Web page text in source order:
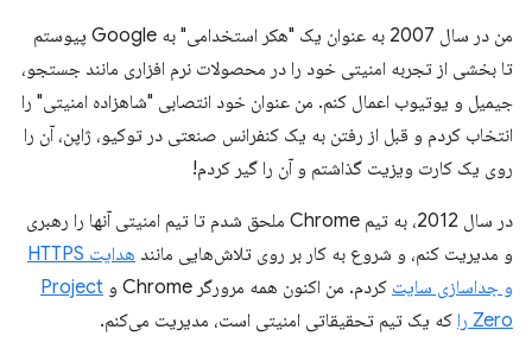
من در سال 2007 به عنوان یک "هکر استخدامی" به Google پیوستم
تا بخشی از تجربه امنیتی خود را در محصولات نرم افزاری مانند جستجو،
جیمیل و یوتیوب اعمال کنم. من عنوان خود انتصابی "شاهزاده امنیتی" را
انتخاب کردم و قبل از رفتن به یک کنفرانس صنعتی در توکیو، ژاپن، آن را
روی یک کارت ویزیت گذاشتم و آن را گیر کردم!
در سال 2012، به تیم Chrome ملحق شدم تا تیم امنیتی آنها را رهبری
و مدیریت کنم، و شروع به کار بر روی تلاش‌هایی مانند
هدایت HTTPS
و جداسازی سایت کردم. من اکنون همه مرورگر Chrome و
Project
Zero را
که یک تیم تحقیقاتی امنیتی است، مدیریت می‌کنم.